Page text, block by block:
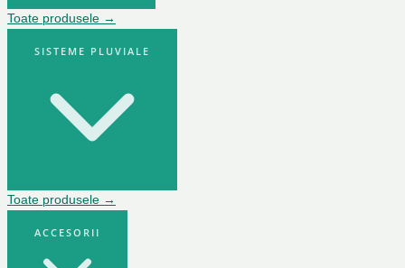
Toate produsele →
SISTEME PLUVIALE
Toate produsele →
ACCESORII